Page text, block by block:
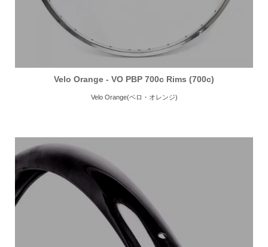
Velo Orange - VO PBP 700c Rims (700c)
Velo Orange(ベロ・オレンジ)